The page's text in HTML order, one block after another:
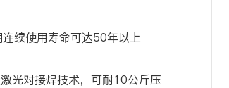
续使用寿命可达50年以上
光对接焊技术，可耐10公斤压